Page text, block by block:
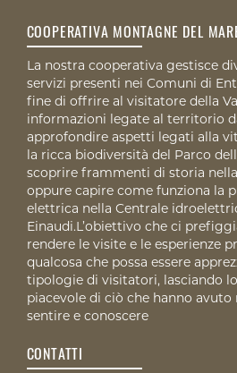
COOPERATIVA MONTAGNE DEL
La nostra cooperativa gestisce
servizi presenti nei Comuni di
fine di offrire al visitatore della
informazioni legate al territorio
approfondire aspetti legati alla
la ricca biodiversità del Parco
scoprire frammenti di storia
oppure capire come funziona la
elettrica nella Centrale
Einaudi.L’obiettivo che ci
rendere le visite e le esperienze
qualcosa che possa essere
tipologie di visitatori, lasciando
piacevole di ciò che hanno avuto
sentire e conoscere
CONTATTI